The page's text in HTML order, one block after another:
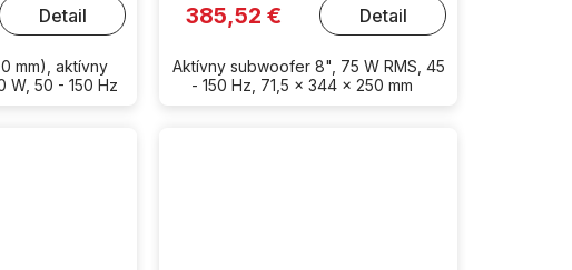
Detail
mm), aktívny
W, 50 - 150 Hz
385,52 € Detail
Aktívny subwoofer 8", 75 W RMS, 45
- 150 Hz, 71,5 x 344 x 250 mm